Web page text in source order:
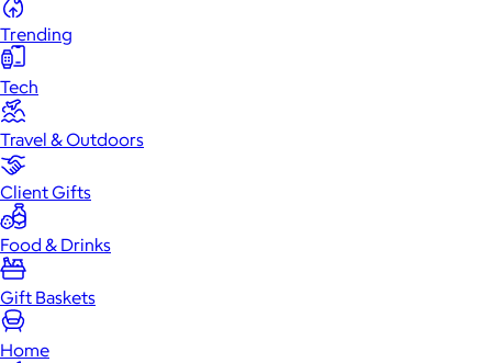
Trending
Tech
Travel & Outdoors
Client Gifts
Food & Drinks
Gift Baskets
Home